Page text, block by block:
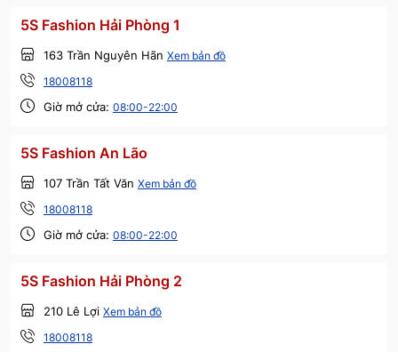
5S Fashion Hải Phòng 1
163 Trần Nguyên Hãn Xem bản đồ
18008118
Giờ mở cửa: 08:00-22:00
5S Fashion An Lão
107 Trần Tất Văn Xem bản đồ
18008118
Giờ mở cửa: 08:00-22:00
5S Fashion Hải Phòng 2
210 Lê Lợi Xem bản đồ
18008118